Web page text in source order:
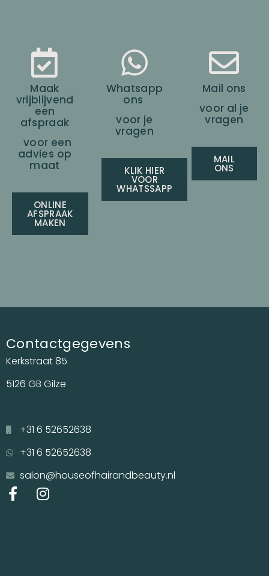
Maak
vrijblijvend
een
afspraak
voor een
advies op
maat
ONLINE
AFSPRAAK
MAKEN
Whatsapp
ons
voor je
vragen
KLIK HIER
VOOR
WHATSSAPP
Mail ons
voor al je
vragen
MAIL
ONS
Contactgegevens
Kerkstraat 85
5126 GB Gilze
+31 6 52652638
+31 6 52652638
salon@houseofhairandbeauty.nl